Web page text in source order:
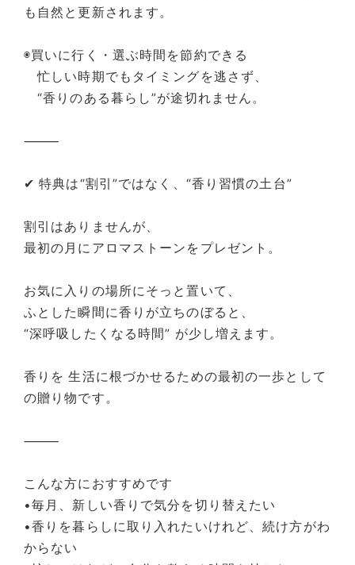
も自然と更新されます。
◉買いに行く・選ぶ時間を節約できる
忙しい時期でもタイミングを逃さず、
“香りのある暮らし”が途切れません。
⸻
✔ 特典は“割引”ではなく、“香り習慣の土台”
割引はありませんが、
最初の月にアロマストーンをプレゼント。
お気に入りの場所にそっと置いて、
ふとした瞬間に香りが立ちのぼると、
“深呼吸したくなる時間” が少し増えます。
香りを 生活に根づかせるための最初の一歩として
の贈り物です。
⸻
こんな方におすすめです
•毎月、新しい香りで気分を切り替えたい
•香りを暮らしに取り入れたいけれど、続け方がわ
からない